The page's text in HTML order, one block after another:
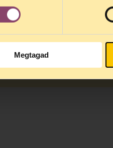
Megtagad
botoraságában 10
gyullája a 2002/2003
3×10 műkedés,
2003/2004 lyukepka